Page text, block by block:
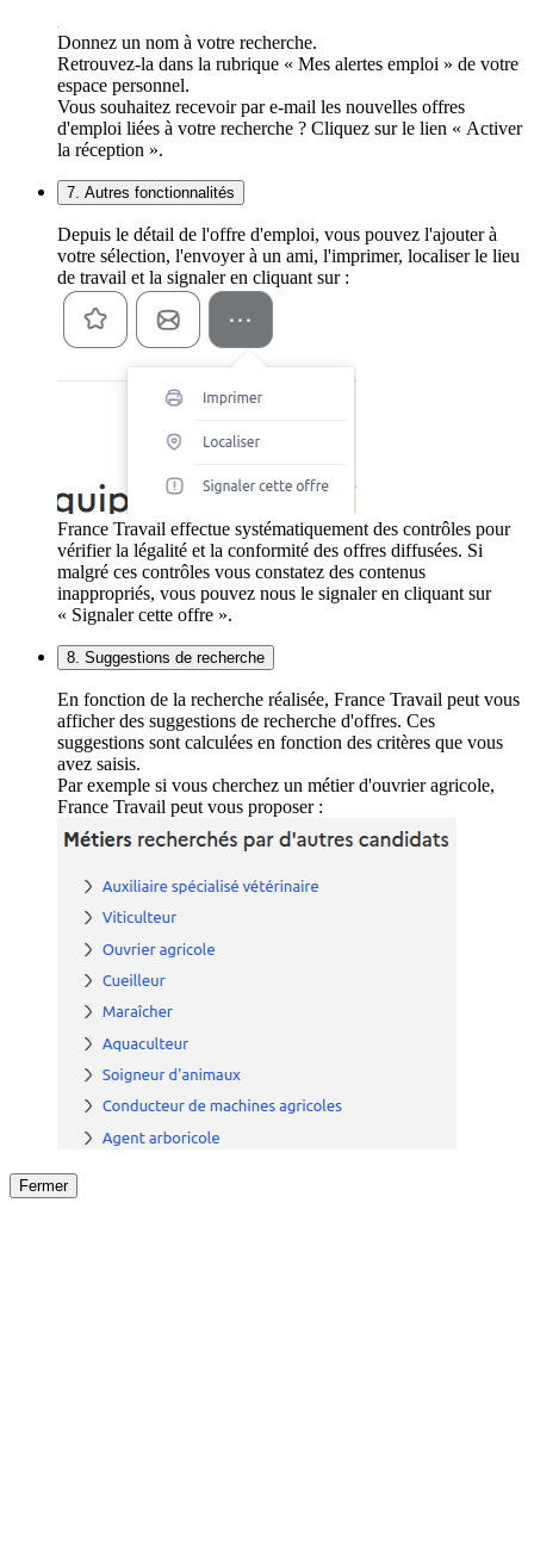
Donnez un nom à votre recherche.
Retrouvez-la dans la rubrique « Mes alertes emploi » de votre
espace personnel.
Vous souhaitez recevoir par e-mail les nouvelles offres
d'emploi liées à votre recherche ? Cliquez sur le lien « Activer
la réception ».
7. Autres fonctionnalités
Depuis le détail de l'offre d'emploi, vous pouvez l'ajouter à
votre sélection, l'envoyer à un ami, l'imprimer, localiser le lieu
de travail et la signaler en cliquant sur :
France Travail effectue systématiquement des contrôles pour
vérifier la légalité et la conformité des offres diffusées. Si
malgré ces contrôles vous constatez des contenus
inappropriés, vous pouvez nous le signaler en cliquant sur
« Signaler cette offre ».
8. Suggestions de recherche
En fonction de la recherche réalisée, France Travail peut vous
afficher des suggestions de recherche d'offres. Ces
suggestions sont calculées en fonction des critères que vous
avez saisis.
Par exemple si vous cherchez un métier d'ouvrier agricole,
France Travail peut vous proposer :
Fermer